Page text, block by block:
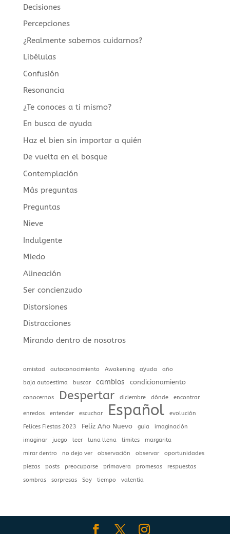
Decisiones
Percepciones
¿Realmente sabemos cuidarnos?
Libélulas
Confusión
Resonancia
¿Te conoces a ti mismo?
En busca de ayuda
Haz el bien sin importar a quién
De vuelta en el bosque
Contemplación
Más preguntas
Preguntas
Nieve
Indulgente
Miedo
Alineación
Ser concienzudo
Distorsiones
Distracciones
Mirando dentro de nosotros
amistad autoconocimiento Awakening ayuda
año
baja autoestima
buscar cambios condicionamiento
conocernos Despertar diciembre dónde encontrar
enredos entender escuchar Español
evolución
Felices Fiestas 2023
Feliz Año Nuevo guia
imaginación
imaginar
juego leer luna llena límites
margarita
mirar dentro
no dejo ver observación observar
oportunidades
piezas
posts preocuparse primavera promesas
respuestas
sombras
sorpresas Soy tiempo valentía